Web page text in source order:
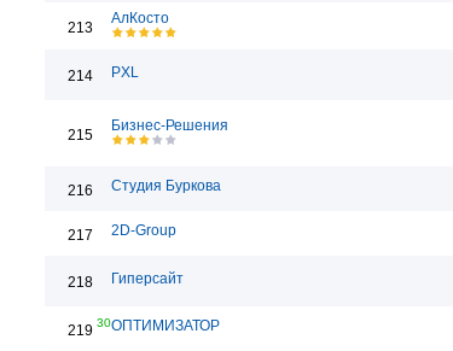
213
АлКосто
214 PXL
215
Бизнес-Решения
216 Студия Буркова
217 2D-Group
218 Гиперсайт
219 30ОПТИМИЗАТОР